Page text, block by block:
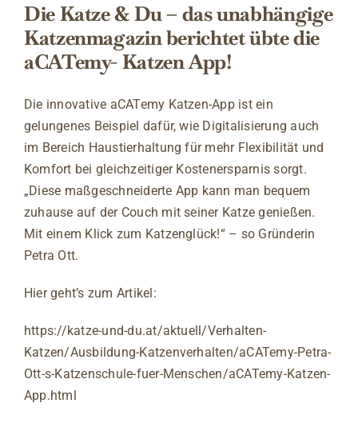
Die Katze & Du – das unabhängige
Katzenmagazin berichtet übte die
aCATemy- Katzen App!
Die innovative aCATemy Katzen-App ist ein
gelungenes Beispiel dafür, wie Digitalisierung auch
im Bereich Haustierhaltung für mehr Flexibilität und
Komfort bei gleichzeitiger Kostenersparnis sorgt.
„Diese maßgeschneiderte App kann man bequem
zuhause auf der Couch mit seiner Katze genießen.
Mit einem Klick zum Katzenglück!“ – so Gründerin
Petra Ott.
Hier geht’s zum Artikel:
https://katze-und-du.at/aktuell/Verhalten-
Katzen/Ausbildung-Katzenverhalten/aCATemy-Petra-
Ott-s-Katzenschule-fuer-Menschen/aCATemy-Katzen-
App.html